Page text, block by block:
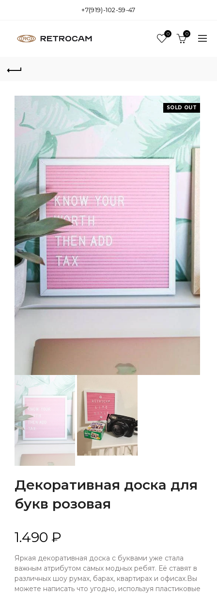
+7(919)-102-59-47
0 0
SOLD OUT
Декоративная доска для
букв розовая
1.490 ₽
Яркая декоративная доска с буквами уже стала
важным атрибутом самых модных ребят. Её ставят в
различных шоу румах, барах, квартирах и офисах.Вы
можете написать что угодно, используя пластиковые